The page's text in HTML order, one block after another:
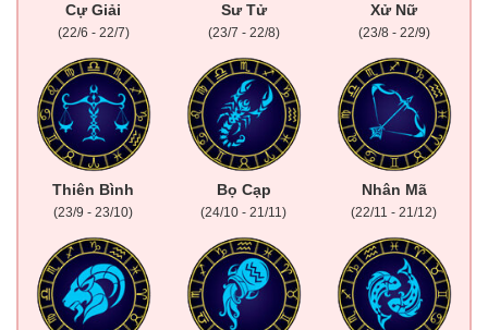
Cự Giải
(22/6 - 22/7)
Sư Tử
(23/7 - 22/8)
Xử Nữ
(23/8 - 22/9)
Thiên Bình
(23/9 - 23/10)
Bọ Cạp
(24/10 - 21/11)
Nhân Mã
(22/11 - 21/12)